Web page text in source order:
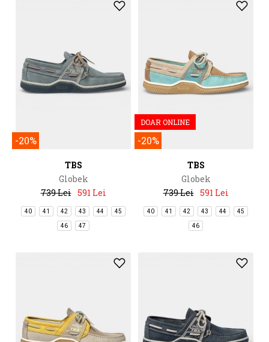
-20%
TBS
Globek
739 Lei 591 Lei
40 41 42 43 44 45
46 47
DOAR ONLINE
-20%
TBS
Globek
739 Lei 591 Lei
40 41 42 43 44 45
46